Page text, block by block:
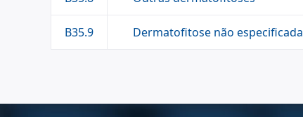
B35.9 Dermatofitose não especificada